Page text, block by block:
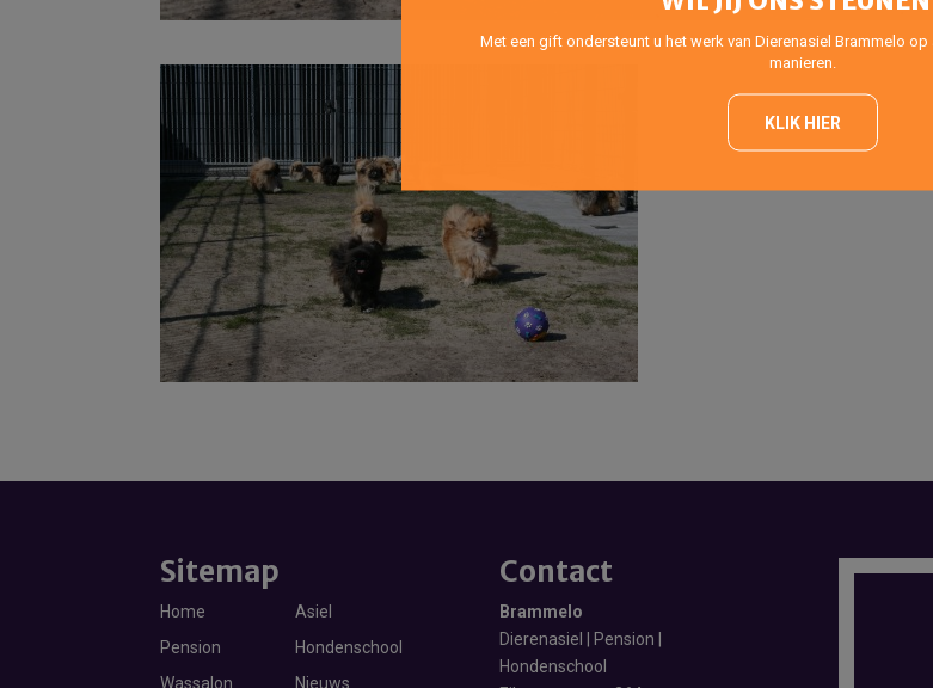
Met een gift ondersteunt u het werk van Dierenasiel Brammelo
manieren.
KLIK HIER
Sitemap
Home
Asiel
Pension
Hondenschool
Wassalon
Nieuws
Contact
Brammelo
Dierenasiel | Pension |
Hondenschool